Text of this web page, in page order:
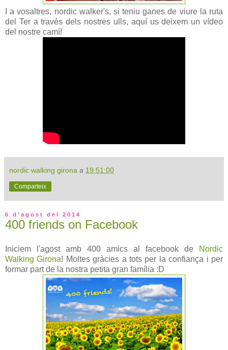
I a vosaltres, nordic walker's, si teniu ganes de viure la ruta
del Ter a través dels nostres ulls, aquí us deixem un vídeo
del nostre camí!
nordic walking girona a 19:51:00
Comparteix
6 d’agost del 2014
400 friends on Facebook
Iniciem l'agost amb 400 amics al facebook de
Nordic
Walking Girona! Moltes gràcies a tots per la confiança i per
formar part de la nostra petita gran família :D